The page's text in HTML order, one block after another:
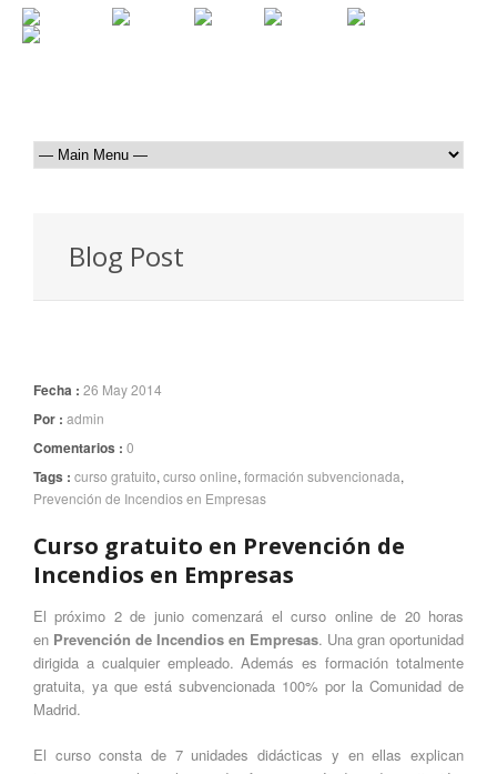
Blog Post
Fecha : 26 May 2014
Por : admin
Comentarios : 0
Tags : curso gratuito, curso online, formación subvencionada,
Prevención de Incendios en Empresas
Curso gratuito en Prevención de
Incendios en Empresas
El próximo 2 de junio comenzará el curso online de 20 horas
en Prevención de Incendios en Empresas. Una gran oportunidad
dirigida a cualquier empleado. Además es formación totalmente
gratuita, ya que está subvencionada 100% por la Comunidad de
Madrid.
El curso consta de 7 unidades didácticas y en ellas explican